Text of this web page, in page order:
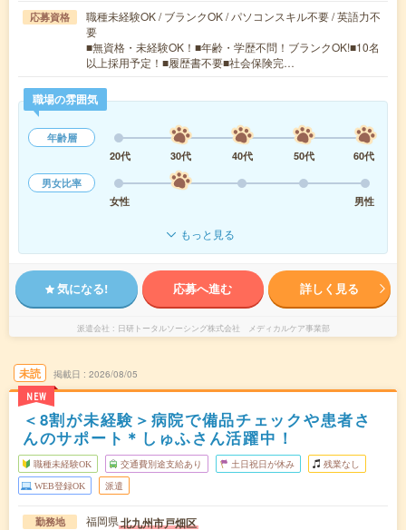
応募資格
職種未経験OK / ブランクOK / パソコンスキル不要 / 英語力不
要
■無資格・未経験OK！■年齢・学歴不問！ブランクOK!■10名
以上採用予定！■履歴書不要■社会保険完…
職場の雰囲気
年齢層
20代
30代 40代 50代
60代
男女比率
女性
男性
もっと見る
気になる! 応募へ進む 詳しく見る
派遣会社 日研トータルソーシング株式会社 メディカルケア事業部
未読
NEW
掲載日 2026/08/05
＜8割が未経験＞病院で備品チェックや患者さ
んのサポート＊しゅふさん活躍中！
職種未経験OK 交通費別途支給あり 土日祝日が休み 残業なし
WEB登録OK 派遣
勤務地 福岡県北九州市戸畑区